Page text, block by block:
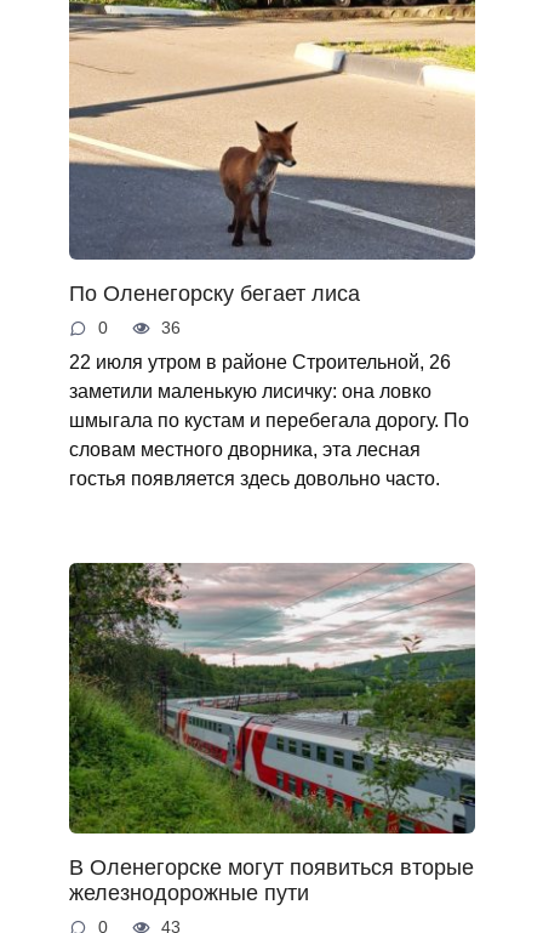
По Оленегорску бегает лиса
0 36
22 июля утром в районе Строительной, 26
заметили маленькую лисичку: она ловко
шмыгала по кустам и перебегала дорогу. По
словам местного дворника, эта лесная
гостья появляется здесь довольно часто.
В Оленегорске могут появиться вторые
железнодорожные пути
0 43